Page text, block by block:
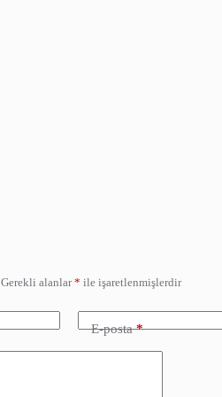
Gerekli alanlar* ile işaretlenmişlerdir
E-posta*